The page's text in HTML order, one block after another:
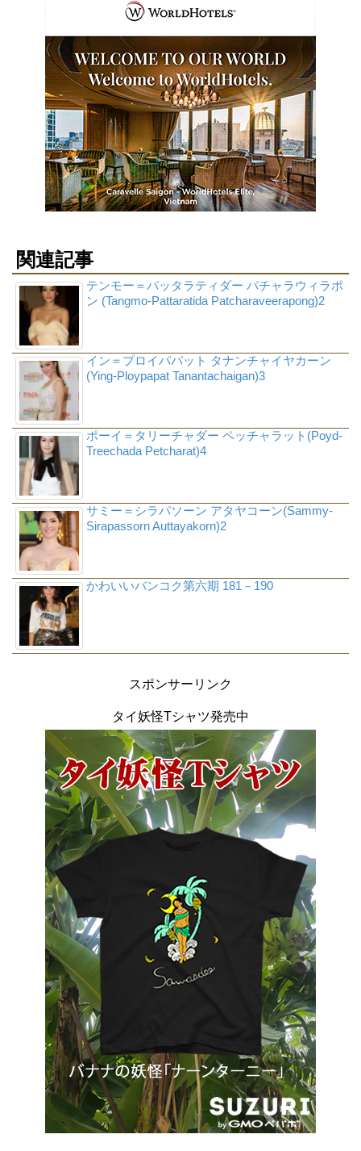
関連記事
テンモー＝パッタラティダー パチャラウィラポ
ン (Tangmo-Pattaratida Patcharaveerapong)2
イン＝プロイパパット タナンチャイヤカーン
(Ying-Ploypapat Tanantachaigan)3
ポーイ＝タリーチャダー ペッチャラット(Poyd-
Treechada Petcharat)4
サミー＝シラパソーン アタヤコーン(Sammy-
Sirapassorn Auttayakorn)2
かわいいバンコク第六期 181－190
スポンサーリンク
タイ妖怪Tシャツ発売中